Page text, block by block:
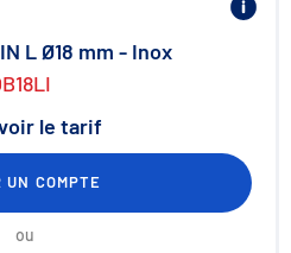
L Ø18 mm - Inox
le tarif
UN COMPTE
ou